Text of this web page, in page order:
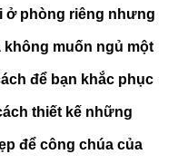
ở phòng riêng nhưng
muốn ngủ một
để bạn khắc phục
thiết kế những
để công chúa của